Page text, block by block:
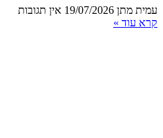
עמית מתן 19/07/2026 אין תגובות
קרא עוד »